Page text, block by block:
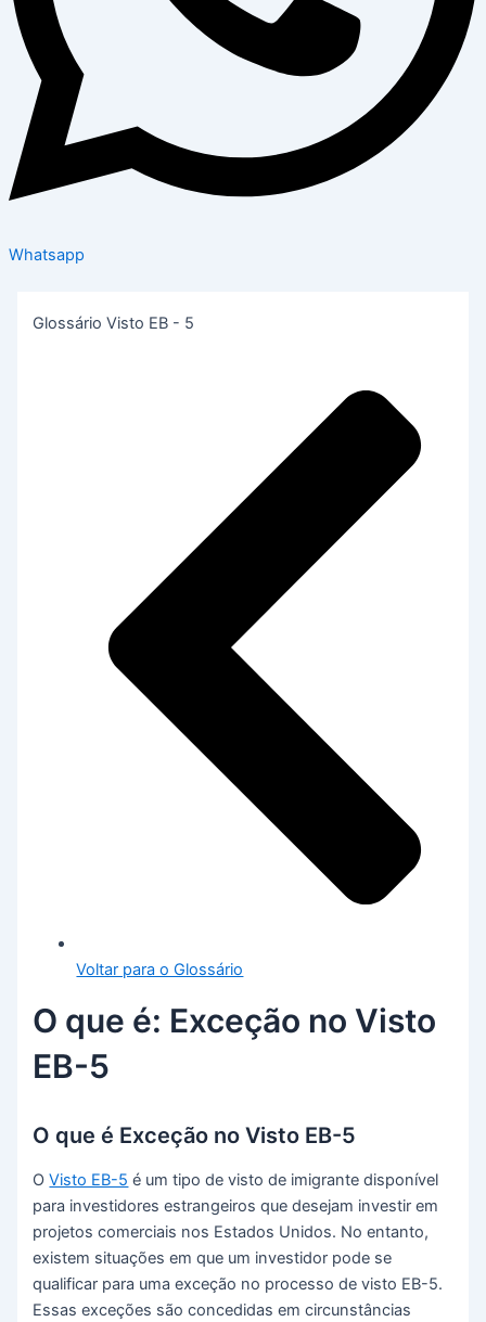
Whatsapp
Glossário Visto EB - 5
Voltar para o Glossário
O que é: Exceção no Visto
EB-5
O que é Exceção no Visto EB-5
OVisto EB-5 é um tipo de visto de imigrante disponível
para investidores estrangeiros que desejam investir em
projetos comerciais nos Estados Unidos. No entanto,
existem situações em que um investidor pode se
qualificar para uma exceção no processo de visto EB-5.
Essas exceções são concedidas em circunstâncias